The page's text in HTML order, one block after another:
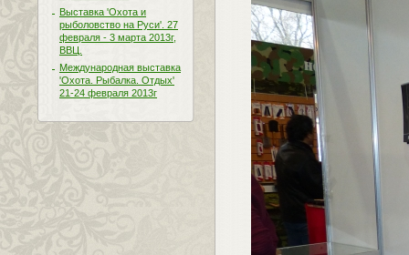
Выставка 'Охота и
рыболовство на Руси'. 27
февраля - 3 марта 2013г,
ВВЦ.
Международная выставка
'Охота. Рыбалка. Отдых'
21-24 февраля 2013г